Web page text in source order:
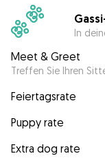
In
Meet & Greet
Treffen Sie Ihren
Feiertagsrate
Puppy rate
Extra dog rate